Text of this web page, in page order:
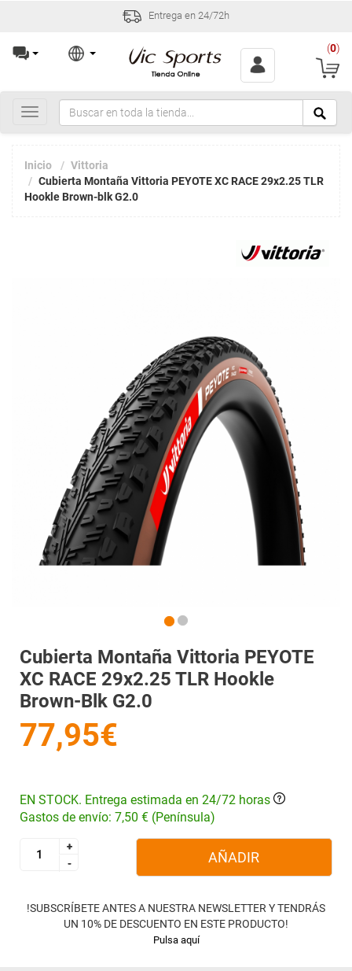
Entrega en 24/72h
(0)
Toggle
navigation
Inicio
Vittoria
Cubierta Montaña Vittoria PEYOTE XC RACE 29x2.25 TLR
Hookle Brown-blk G2.0
Cubierta Montaña Vittoria PEYOTE
XC RACE 29x2.25 TLR Hookle
Brown-Blk G2.0
77,95€
EN STOCK. Entrega estimada en 24/72 horas
Gastos de envío: 7,50 € (Península)
+
-
+
-
AÑADIR
!SUBSCRÍBETE ANTES A NUESTRA NEWSLETTER Y TENDRÁS
UN 10% DE DESCUENTO EN ESTE PRODUCTO!
Pulsa aquí